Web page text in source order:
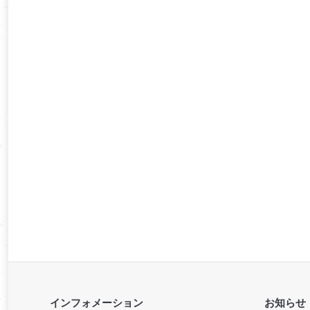
インフォメーション お知らせ